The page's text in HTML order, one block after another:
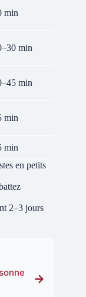
min
min
min
min
min
en petits
2–3 jours
→